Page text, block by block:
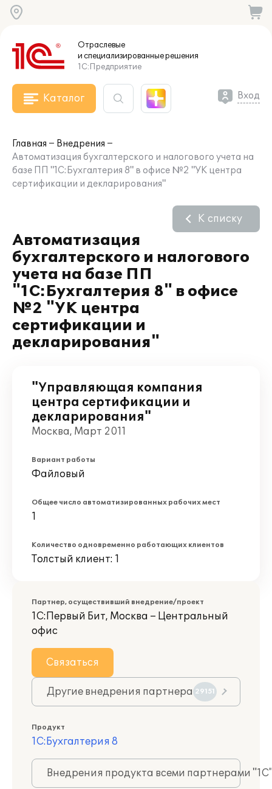
Отраслевые
и специализированныерешения
1С:Предприятие
Каталог Вход
Главная
Внедрения
Автоматизация бухгалтерского и налогового учета на
базе ПП "1С:Бухгалтерия 8" в офисе №2 "УК центра
сертификации и декларирования"
Автоматизация
бухгалтерского и налогового
учета на базе ПП
"1С:Бухгалтерия 8" в офисе
№2 "УК центра
сертификации и
декларирования"
К списку
"Управляющая компания
центра сертификации и
декларирования"
Москва, Март 2011
Вариант работы
Файловый
Общее число автоматизированных рабочих мест
1
Количество одновременно работающих клиентов
Толстый клиент: 1
Партнер, осуществивший внедрение/проект
1С:Первый Бит, Москва – Центральный
офис
Связаться
Другие внедрения партнера 29151
Продукт
1С:Бухгалтерия 8
Внедрения продукта всеми партнерами